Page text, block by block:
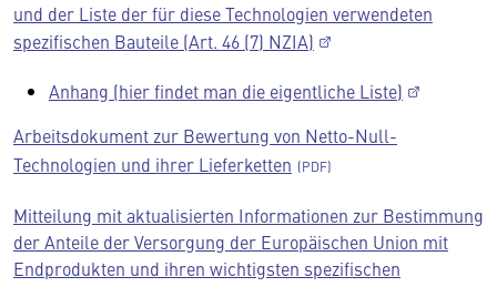
und der Liste der für diese Technologien verwendeten
spezifischen Bauteile (Art. 46 (7) NZIA)
Anhang (hier findet man die eigentliche Liste)
Arbeitsdokument zur Bewertung von Netto-Null-
Technologien und ihrer Lieferketten
Mitteilung mit aktualisierten Informationen zur Bestimmung
der Anteile der Versorgung der Europäischen Union mit
Endprodukten und ihren wichtigsten spezifischen